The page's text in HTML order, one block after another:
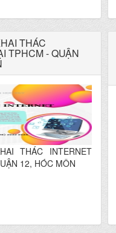
văn phòng, kế toán,
sự và sinh viên mới
THÁC
TPHCM - QUẬN
THÁC INTERNET
12, HÓC MÔN